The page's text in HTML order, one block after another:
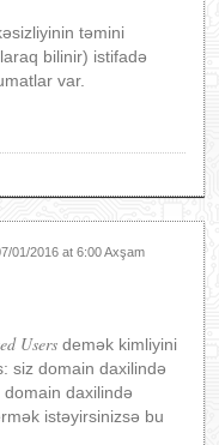
təmini
bilinir) istifadə
var.
01/2016 at 6:00 Axşam
Users demək kimliyini
siz domain daxilində
daxilində
istəyirsinizsə bu